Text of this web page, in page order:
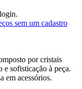
sem um cadastro
por cristais
e sofisticação à peça.
em acessórios.